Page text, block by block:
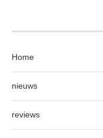
Home
nieuws
reviews